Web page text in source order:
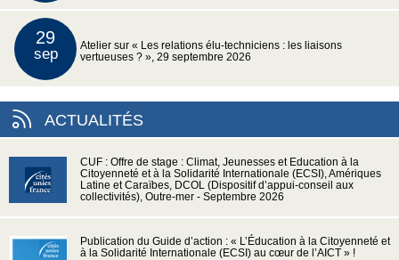
29
sep
Atelier sur « Les relations élu-techniciens : les liaisons
vertueuses ? », 29 septembre 2026
ACTUALITÉS
CUF : Offre de stage : Climat, Jeunesses et Education à la
Citoyenneté et à la Solidarité Internationale (ECSI), Amériques
Latine et Caraïbes, DCOL (Dispositif d’appui-conseil aux
collectivités), Outre-mer - Septembre 2026
Publication du Guide d’action : « L’Éducation à la Citoyenneté et
à la Solidarité Internationale (ECSI) au cœur de l’AICT » !